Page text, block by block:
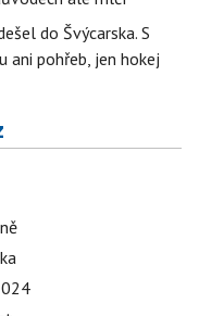
do Švýcarska. S
pohřeb, jen hokej